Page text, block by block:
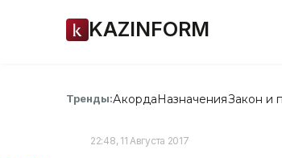
KAZINFORM
Тренды:АкордаНазначенияЗакон и
22:48, 11 Августа 2017